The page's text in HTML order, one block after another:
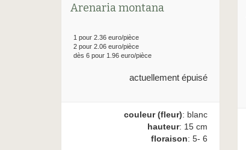
Arenaria montana
1 pour 2.36 euro/pièce
2 pour 2.06 euro/pièce
dès 6 pour 1.96 euro/pièce
actuellement épuisé
couleur (fleur): blanc
hauteur: 15 cm
floraison: 5- 6